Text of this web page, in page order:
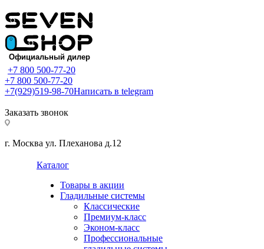
+7 800 500-77-20
+7 800 500-77-20
+7(929)519-98-70Написать в telegram
Заказать звонок
г. Москва ул. Плеханова д.12
Каталог
Товары в акции
Гладильные системы
Классические
Премиум-класс
Эконом-класс
Профессиональные